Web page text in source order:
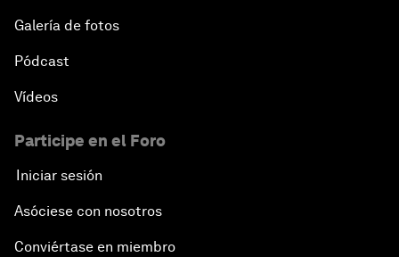
Galería de fotos
Pódcast
Vídeos
Participe en el Foro
Iniciar sesión
Asóciese con nosotros
Conviértase en miembro